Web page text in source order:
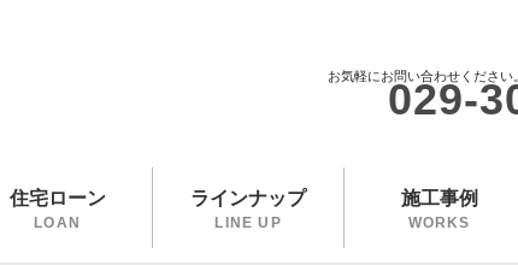
お気軽にお問い合わせください
029-
住宅ローン
LOAN
ラインナップ
LINE UP
施工事例
WORKS